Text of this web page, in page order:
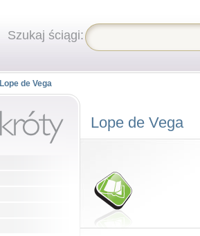
Szukaj ściągi:
Lope de Vega
Lope de Vega